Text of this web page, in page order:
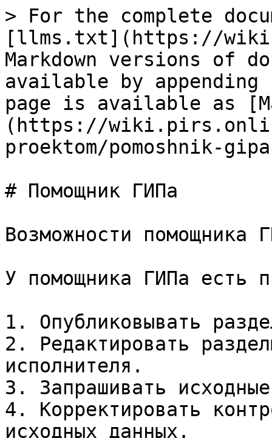
> For the complete
[llms.txt](https://
Markdown versions of
available by
page is available as
(https://
proektom/pomoshnik-
# Помощник ГИПа
Возможности помощника
У помощника ГИПа есть
1. Опубликовывать
2. Редактировать
исполнителя.
3. Запрашивать
4. Корректировать
исходных данных.